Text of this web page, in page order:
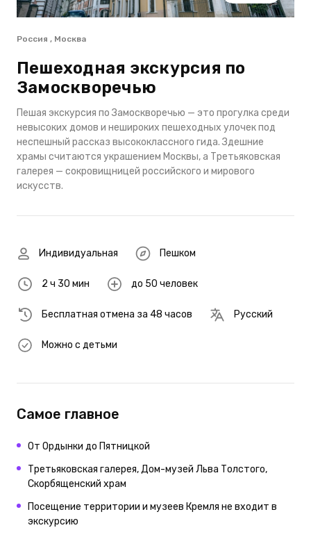
Россия , Москва
Пешеходная экскурсия по
Замоскворечью
Пешая экскурсия по Замоскворечью — это прогулка среди
невысоких домов и нешироких пешеходных улочек под
неспешный рассказ высококлассного гида. Здешние
храмы считаются украшением Москвы, а Третьяковская
галерея — сокровищницей российского и мирового
искусств.
Индивидуальная Пешком
2 ч 30 мин до 50 человек
Бесплатная отмена за 48 часов Русский
Можно с детьми
Самое главное
От Ордынки до Пятницкой
Третьяковская галерея, Дом-музей Льва Толстого,
Скорбященский храм
Посещение территории и музеев Кремля не входит в
экскурсию